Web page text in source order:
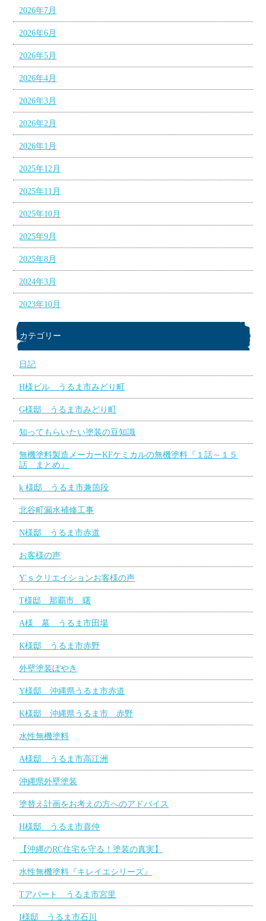
2026年7月
2026年6月
2026年5月
2026年4月
2026年3月
2026年2月
2026年1月
2025年12月
2025年11月
2025年10月
2025年9月
2025年8月
2024年3月
2023年10月
カテゴリー
日記
H様ビル うるま市みどり町
G様邸 うるま市みどり町
知ってもらいたい塗装の豆知識
無機塗料製造メーカーKFケミカルの無機塗料『１話～１５
話 まとめ』
k 様邸 うるま市兼箇段
北谷町漏水補修工事
N様邸 うるま市赤道
お客様の声
Y'ｓクリエイションお客様の声
T様邸 那覇市 曙
A様 墓 うるま市田場
K様邸 うるま市赤野
外壁塗装ぼやき
Y様邸 沖縄県うるま市赤道
K様邸 沖縄県うるま市 赤野
水性無機塗料
A様邸 うるま市高江洲
沖縄県外壁塗装
塗替え計画をお考えの方へのアドバイス
H様邸 うるま市喜仲
【沖縄のRC住宅を守る！塗装の真実】
水性無機塗料『キレイエシリーズ』
Tアパート うるま市宮里
I様邸 うるま市石川